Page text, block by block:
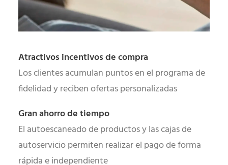
Atractivos incentivos de compra
Los clientes acumulan puntos en el programa de
fidelidad y reciben ofertas personalizadas
Gran ahorro de tiempo
El autoescaneado de productos y las cajas de
autoservicio permiten realizar el pago de forma
rápida e independiente